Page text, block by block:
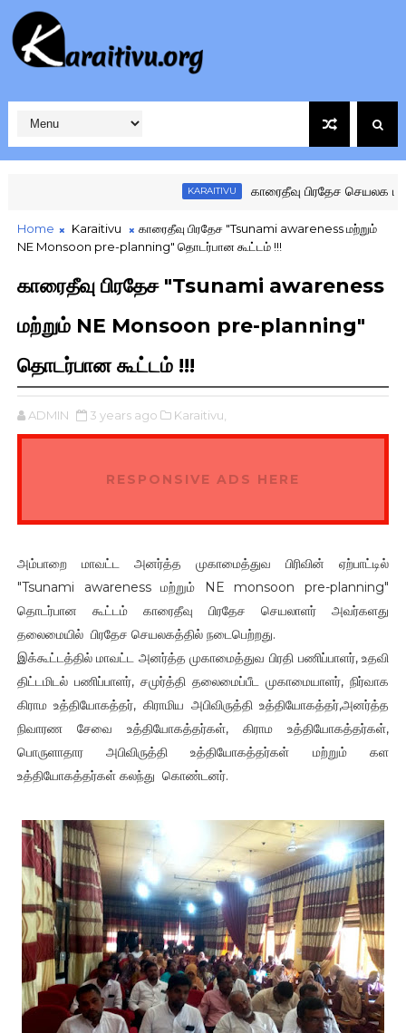
KARAITIVU காரைதீவு பிரதேச செயலக மட்ட
Home Karaitivu
காரைதீவு பிரதேச "Tsunami awareness மற்றும்
NE Monsoon pre-planning" தொடர்பான கூட்டம் !!!
காரைதீவு பிரதேச "Tsunami awareness
மற்றும் NE Monsoon pre-planning"
தொடர்பான கூட்டம் !!!
ADMIN 3 years ago Karaitivu,
RESPONSIVE ADS HERE
அம்பாறை மாவட்ட அனர்த்த முகாமைத்துவ பிரிவின் ஏற்பாட்டில்
"Tsunami awareness மற்றும் NE monsoon pre-planning"
தொடர்பான கூட்டம் காரைதீவு பிரதேச செயலாளர் அவர்களது
தலைமையில் பிரதேச செயலகத்தில் நடைபெற்றது.
இக்கூட்டத்தில் மாவட்ட அனர்த்த முகாமைத்துவ பிரதி பணிப்பாளர், உதவி
திட்டமிடல் பணிப்பாளர், சமுர்த்தி தலைமைப்பீட முகாமையாளர், நிர்வாக
கிராம உத்தியோகத்தர், கிராமிய அபிவிருத்தி உத்தியோகத்தர்,அனர்த்த
நிவாரண சேவை உத்தியோகத்தர்கள், கிராம உத்தியோகத்தர்கள்,
பொருளாதார அபிவிருத்தி உத்தியோகத்தர்கள் மற்றும் கள
உத்தியோகத்தர்கள் கலந்து கொண்டனர்.